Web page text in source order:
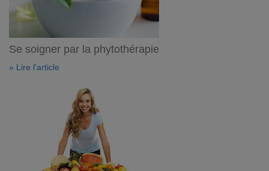
Se soigner par la phytothérapie
» Lire l'article